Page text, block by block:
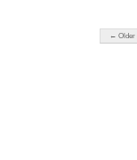
← Older